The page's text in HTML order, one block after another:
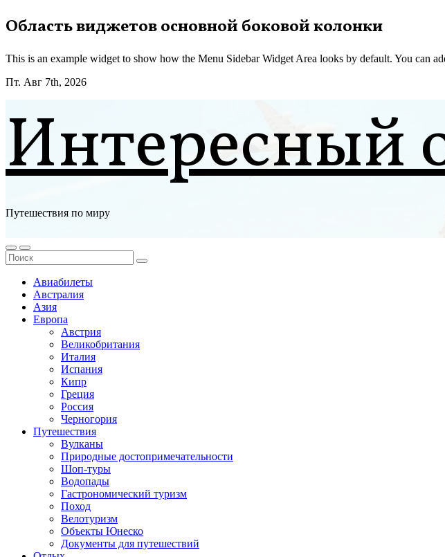
Перейти
к
Область виджетов основной боковой колонки
This is an example widget to show how the Menu Sidebar Widget Area looks by default. You can
Пт. Авг 7th, 2026
Интересный
Путешествия по миру
Авиабилеты
Австралия
Азия
Европа
Австрия
Великобритания
Италия
Испания
Кипр
Греция
Россия
Черногория
Путешествия
Вулканы
Природные достопримечательности
Шоп-туры
Водопады
Гастрономический туризм
Поход
Велотуризм
Объекты Юнеско
Документы для путешествий